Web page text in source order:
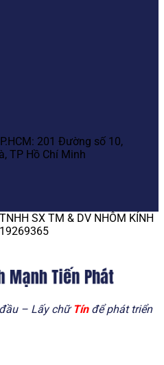
201 Đường số 10,
TP Hồ Chí Minh
SX TM & DV NHÔM KÍNH
Mạnh Tiến Phát
– Lấy chữTínđể phát triển